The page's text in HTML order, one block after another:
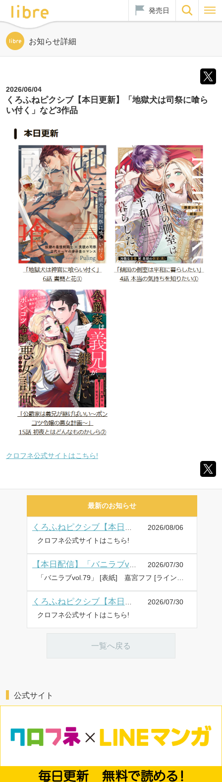
発売日
お知らせ詳細
2026/06/04
くろふねピクシブ【本日更新】「地獄犬は司祭に喰ら
い付く」など3作品
クロフネ公式サイトはこちら!
最新のお知らせ
2026/08/06
クロフネ公式サイトはこちら!
【本日配信】「バニラブvol.79」
2026/07/30
2026/07/30
クロフネ公式サイトはこちら!
一覧へ戻る
公式サイト